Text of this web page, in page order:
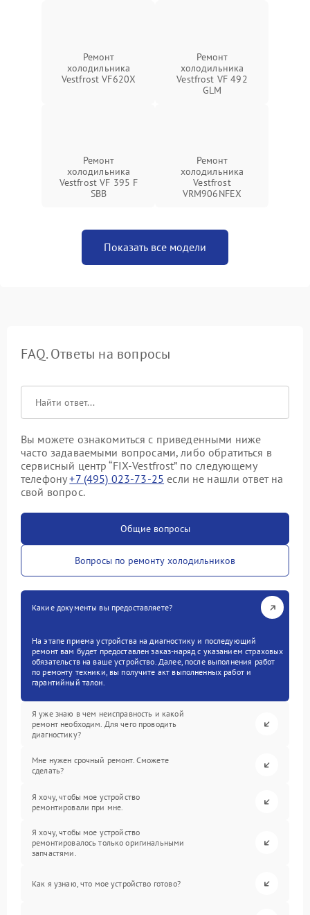
Ремонт
холодильника
Vestfrost VF620X
Ремонт
холодильника
Vestfrost VF 492
GLM
Ремонт
холодильника
Vestfrost VF 395 F
SBB
Ремонт
холодильника
Vestfrost
VRM906NFEX
Показать все модели
FAQ. Ответы на вопросы
Вы можете ознакомиться с приведенными ниже
часто задаваемыми вопросами, либо обратиться в
сервисный центр “FIX-Vestfrost” по следующему
телефону+7 (495) 023-73-25 если не нашли ответ на
свой вопрос.
Общие вопросы
Вопросы по ремонту холодильников
Какие документы вы предоставляете?
На этапе приема устройства на диагностику и последующий
ремонт вам будет предоставлен заказ-наряд с указанием страховых
обязательств на ваше устройство. Далее, после выполнения работ
по ремонту техники, вы получите акт выполненных работ и
гарантийный талон.
Я уже знаю в чем неисправность и какой
ремонт необходим. Для чего проводить
диагностику?
Мне нужен срочный ремонт. Сможете
сделать?
Я хочу, чтобы мое устройство
ремонтировали при мне.
Я хочу, чтобы мое устройство
ремонтировалось только оригинальными
запчастями.
Как я узнаю, что мое устройство готово?